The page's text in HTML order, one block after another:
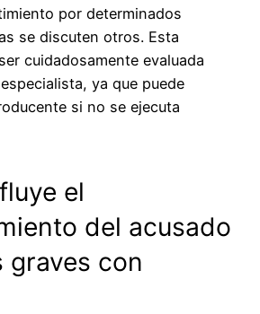
por determinados
se discuten otros. Esta
cuidadosamente evaluada
ya que puede
si no se ejecuta
el
del acusado
graves con